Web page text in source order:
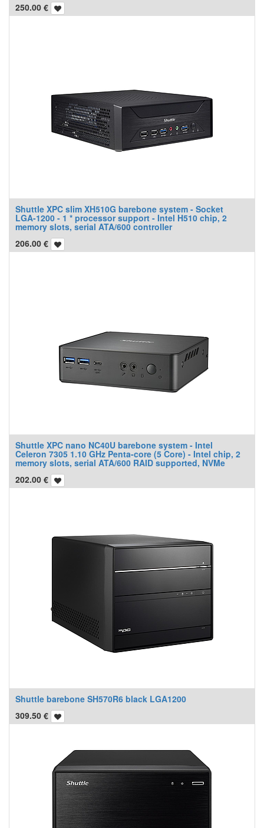
250.00 €
Shuttle XPC slim XH510G barebone system - Socket
LGA-1200 - 1 * processor support - Intel H510 chip, 2
memory slots, serial ATA/600 controller
206.00 €
Shuttle XPC nano NC40U barebone system - Intel
Celeron 7305 1.10 GHz Penta-core (5 Core) - Intel chip, 2
memory slots, serial ATA/600 RAID supported, NVMe
202.00 €
Shuttle barebone SH570R6 black LGA1200
309.50 €